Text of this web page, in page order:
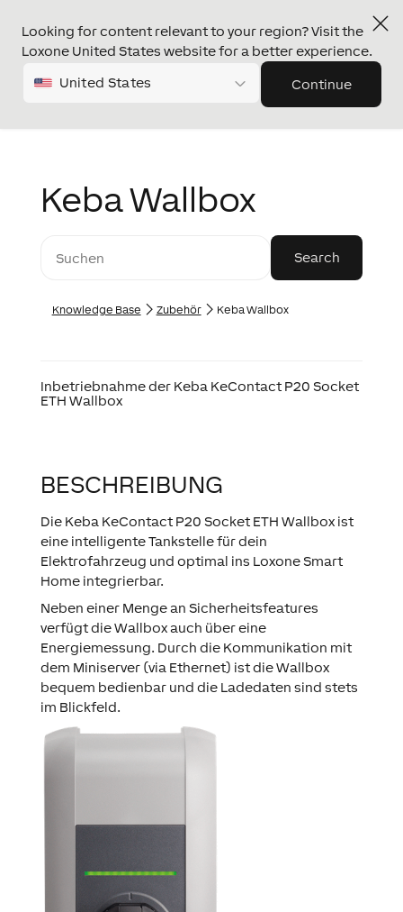
Looking for content relevant to your region? Visit the
Loxone United States website for a better experience.
United States Continue
Keba Wallbox
Knowledge Base Zubehör Keba Wallbox
Inbetriebnahme der Keba KeContact P20 Socket
ETH Wallbox
BESCHREIBUNG
Die Keba KeContact P20 Socket ETH Wallbox ist
eine intelligente Tankstelle für dein
Elektrofahrzeug und optimal ins Loxone Smart
Home integrierbar.
Neben einer Menge an Sicherheitsfeatures
verfügt die Wallbox auch über eine
Energiemessung. Durch die Kommunikation mit
dem Miniserver (via Ethernet) ist die Wallbox
bequem bedienbar und die Ladedaten sind stets
im Blickfeld.